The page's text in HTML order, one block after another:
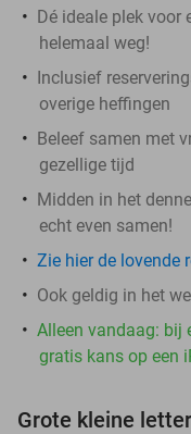
Dé ideale plek voor
helemaal weg!
Inclusief
overige heffingen
Beleef samen met
gezellige tijd
Midden in het
echt even samen!
Zie hier de lovende
Ook geldig in het
Alleen vandaag: bij
gratis kans op een
Grote kleine